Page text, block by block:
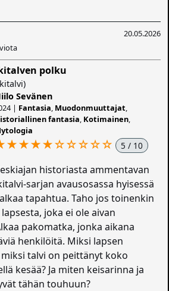
20.05.2026
polku
Sevänen
| Fantasia Muodonmuuttajat
fantasia Kotimainen
☆☆☆☆☆ 5 / 10
historiasta ammentavan
sarjan avausosassa hyisessä
tapahtua. Taho jos toinenkin
joka ei ole aivan
pakomatka, jonka aikana
henkilöitä. Miksi lapsen
talvi on peittänyt koko
kesää? Ja miten keisarinna ja
tähän touhuun?